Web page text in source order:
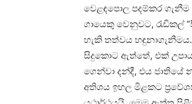
වෙළඳපොල පදම්කර ගැනීම
ගායෙකු වෙනුවට, රැඩිකල්
හැකි තත්වය
සිදුකොට ඇත්තේ, එක්
ගෙන්වා දන්දී, එය
අතිශය ඉහල මිළකට